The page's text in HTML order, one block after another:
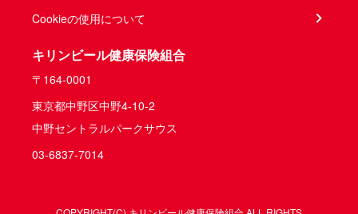
Cookieの使用について
キリンビール健康保険組合
〒164-0001
東京都中野区中野4-10-2
中野セントラルパークサウス
03-6837-7014